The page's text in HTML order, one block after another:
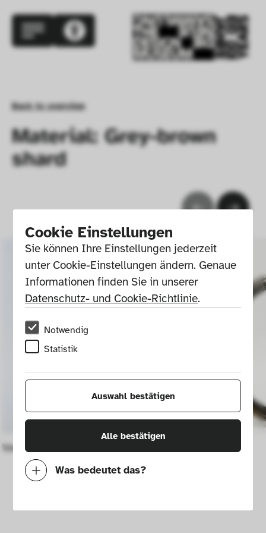
Cookie Einstellungen
Sie können Ihre Einstellungen jederzeit
unter Cookie-Einstellungen ändern. Genaue
Informationen finden Sie in unserer
Datenschutz- und Cookie-Richtlinie.
Notwendig
Statistik
Auswahl bestätigen
Alle bestätigen
Was bedeutet das?
Mit diesen Cookies können wir durch
Back to overview
Material: Grey-brown
shard
Vase Large jug